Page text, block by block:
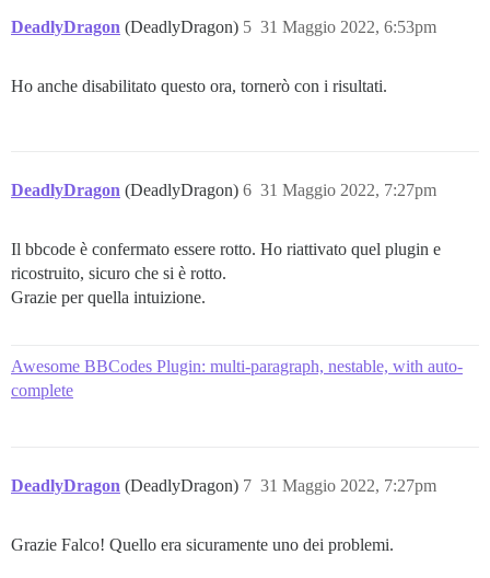
DeadlyDragon (DeadlyDragon) 31 Maggio 2022, 6:53pm
5
Ho anche disabilitato questo ora, tornerò con i risultati.
DeadlyDragon (DeadlyDragon) 31 Maggio 2022, 7:27pm
6
Il bbcode è confermato essere rotto. Ho riattivato quel plugin e
ricostruito, sicuro che si è rotto.
Grazie per quella intuizione.
Awesome BBCodes Plugin: multi-paragraph, nestable, with auto-
complete
DeadlyDragon (DeadlyDragon) 31 Maggio 2022, 7:27pm
7
Grazie Falco! Quello era sicuramente uno dei problemi.